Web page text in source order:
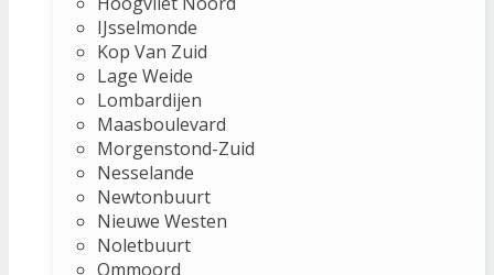
IJsselmonde
Kop Van Zuid
Lage Weide
Lombardijen
Maasboulevard
Morgenstond-Zuid
Nesselande
Newtonbuurt
Nieuwe Westen
Noletbuurt
Ommoord